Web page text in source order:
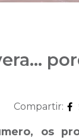
Compartir:
os